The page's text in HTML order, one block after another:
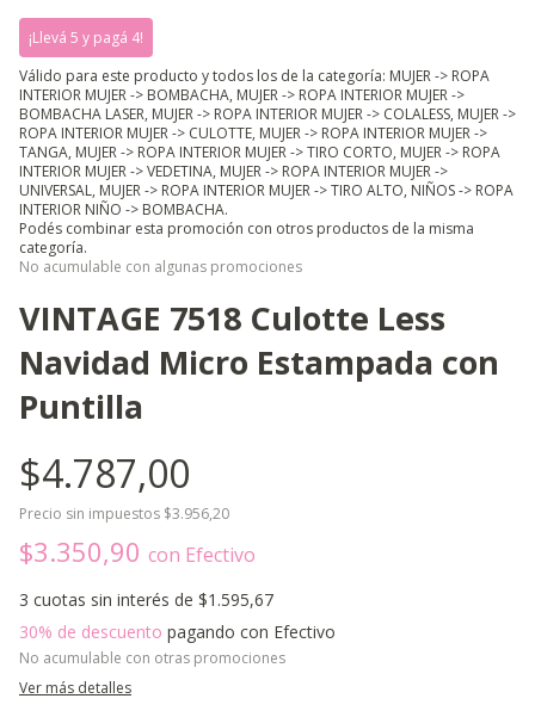
¡Llevá 5 y pagá 4!
Válido para este producto y todos los de la categoría: MUJER -> ROPA
INTERIOR MUJER -> BOMBACHA, MUJER -> ROPA INTERIOR MUJER ->
BOMBACHA LASER, MUJER -> ROPA INTERIOR MUJER -> COLALESS, MUJER ->
ROPA INTERIOR MUJER -> CULOTTE, MUJER -> ROPA INTERIOR MUJER ->
TANGA, MUJER -> ROPA INTERIOR MUJER -> TIRO CORTO, MUJER -> ROPA
INTERIOR MUJER -> VEDETINA, MUJER -> ROPA INTERIOR MUJER ->
UNIVERSAL, MUJER -> ROPA INTERIOR MUJER -> TIRO ALTO, NIÑOS -> ROPA
INTERIOR NIÑO -> BOMBACHA.
Podés combinar esta promoción con otros productos de la misma
categoría.
No acumulable con algunas promociones
VINTAGE 7518 Culotte Less
Navidad Micro Estampada con
Puntilla
$4.787,00
Precio sin impuestos $3.956,20
$3.350,90 con Efectivo
3 cuotas sin interés de $1.595,67
30% de descuento pagando con Efectivo
No acumulable con otras promociones
Ver más detalles